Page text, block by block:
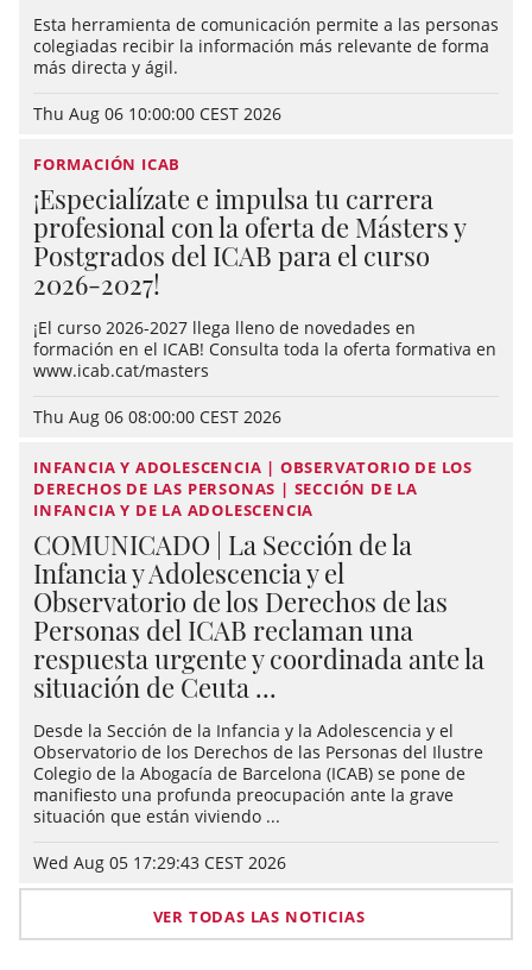
Esta herramienta de comunicación permite a las personas
colegiadas recibir la información más relevante de forma
más directa y ágil.
Thu Aug 06 10:00:00 CEST 2026
FORMACIÓN ICAB
¡Especialízate e impulsa tu carrera
profesional con la oferta de Másters y
Postgrados del ICAB para el curso
2026-2027!
¡El curso 2026-2027 llega lleno de novedades en
formación en el ICAB! Consulta toda la oferta formativa en
www.icab.cat/masters
Thu Aug 06 08:00:00 CEST 2026
INFANCIA Y ADOLESCENCIA | OBSERVATORIO DE LOS
DERECHOS DE LAS PERSONAS | SECCIÓN DE LA
INFANCIA Y DE LA ADOLESCENCIA
COMUNICADO | La Sección de la
Infancia y Adolescencia y el
Observatorio de los Derechos de las
Personas del ICAB reclaman una
respuesta urgente y coordinada ante la
situación de Ceuta ...
Desde la Sección de la Infancia y la Adolescencia y el
Observatorio de los Derechos de las Personas del Ilustre
Colegio de la Abogacía de Barcelona (ICAB) se pone de
manifiesto una profunda preocupación ante la grave
situación que están viviendo ...
Wed Aug 05 17:29:43 CEST 2026
VER TODAS LAS NOTICIAS